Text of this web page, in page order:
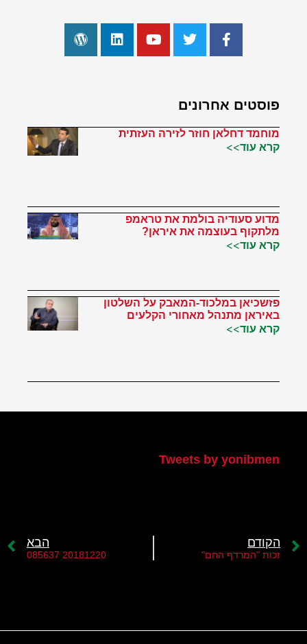
פוסטים אחרונים
מוחמד דחלאן חוזר לזירה העזתית
קרא עוד>>
מדוע סעודיה בולמת את טראמפ
מלתקוף בעוצמה את איראן?
קרא עוד>>
פזשכיאן במלכוד-המאבק על השלטון
באיראן מתנהל מאחורי הקלעים
קרא עוד>>
Tweets by yonibmen
הקודם
זכות "המרדף החם"
הבא
20181220 085637